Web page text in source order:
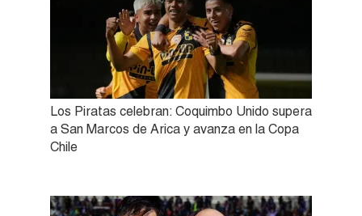
Los Piratas celebran: Coquimbo Unido supera
a San Marcos de Arica y avanza en la Copa
Chile